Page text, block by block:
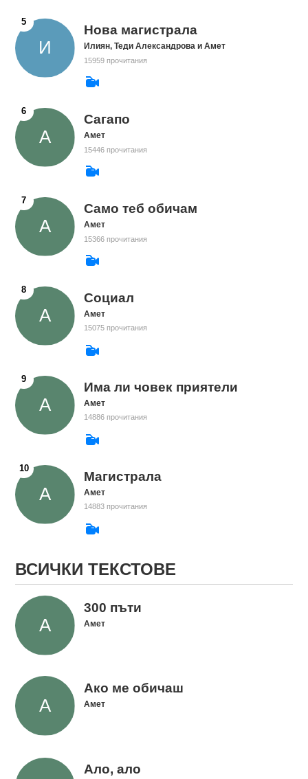
Нова магистрала
Илиян, Теди Александрова и Амет
15959 прочитания
Сагапо
Амет
15446 прочитания
Само теб обичам
Амет
15366 прочитания
Социал
Амет
15075 прочитания
Има ли човек приятели
Амет
14886 прочитания
Магистрала
Амет
14883 прочитания
ВСИЧКИ ТЕКСТОВЕ
300 пъти
Амет
Ако ме обичаш
Амет
Ало, ало